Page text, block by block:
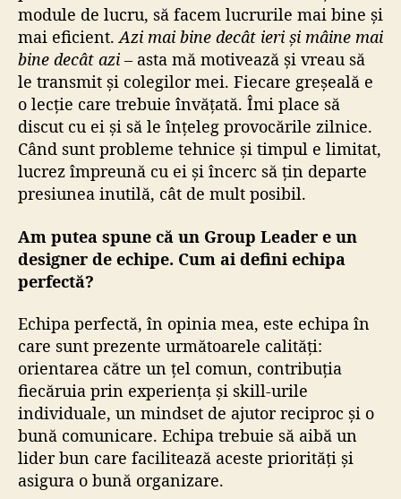
module de lucru, să facem lucrurile mai bine și
mai eficient.Azi mai bine decât ieri și mâine mai
bine decât azi – asta mă motivează și vreau să
le transmit și colegilor mei. Fiecare greșeală e
o lecție care trebuie învățată. Îmi place să
discut cu ei și să le înțeleg provocările zilnice.
Când sunt probleme tehnice și timpul e limitat,
lucrez împreună cu ei și încerc să țin departe
presiunea inutilă, cât de mult posibil.
Am putea spune că un Group Leader e un
designer de echipe. Cum ai defini echipa
perfectă?
Echipa perfectă, în opinia mea, este echipa în
care sunt prezente următoarele calități:
orientarea către un țel comun, contribuția
fiecăruia prin experiența și skill-urile
individuale, un mindset de ajutor reciproc și o
bună comunicare. Echipa trebuie să aibă un
lider bun care facilitează aceste priorități și
asigura o bună organizare.